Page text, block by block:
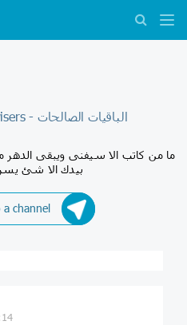
Telegram-канал wisers - الباقيات الصالحات
ما من كاتب الا سيفنى ويبقى الدهر
بيدك الا شئ
a channel